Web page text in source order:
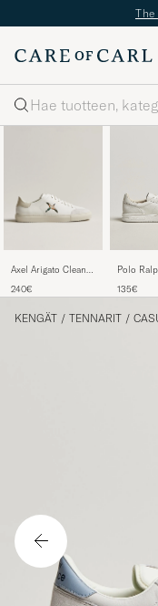
The
Haku
Axel Arigato Clean
Sneaker
240€
Polo
Leather/
135€
KENGÄT / TENNARIT /